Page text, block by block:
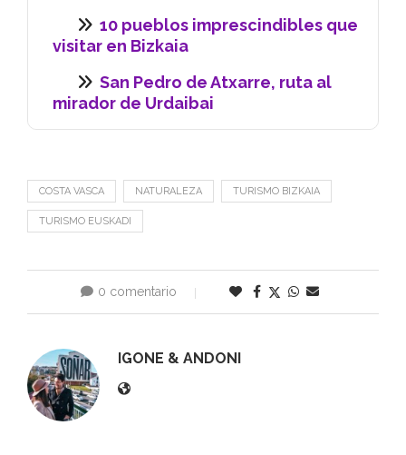
10 pueblos imprescindibles que
visitar en Bizkaia
San Pedro de Atxarre, ruta al
mirador de Urdaibai
COSTA VASCA NATURALEZA TURISMO BIZKAIA
TURISMO EUSKADI
0 comentario
IGONE & ANDONI